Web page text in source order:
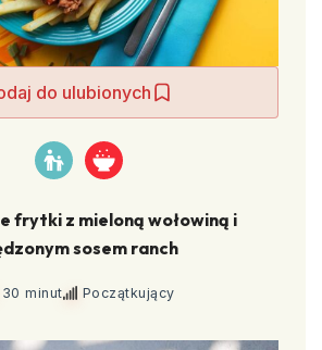
do ulubionych
frytki z mieloną wołowiną i
sosem ranch
30 minut Początkujący